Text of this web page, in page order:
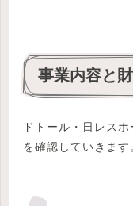
事業内容と
ドトール・日レス
を確認していきます